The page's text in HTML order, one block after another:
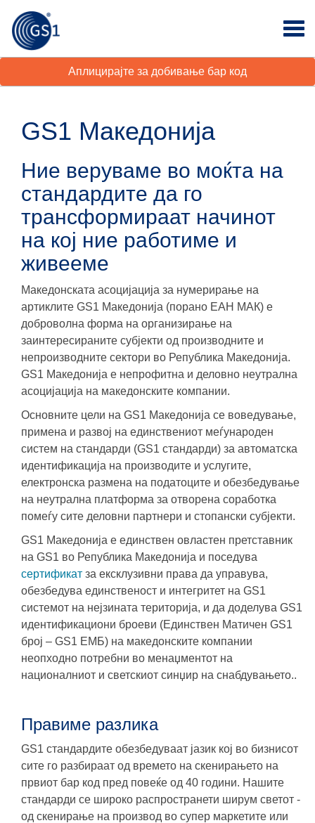
Аплицирајте за добивање бар код
GS1 Македонија
Ние веруваме во моќта на
стандардите да го
трансформираат начинот
на кој ние работиме и
живееме
Македонската асоцијација за нумерирање на
артиклите GS1 Македонија (порано ЕАН МАК) е
доброволна форма на организирање на
заинтересираните субјекти од производните и
непроизводните сектори во Република Македонија.
GS1 Македонија е непрофитна и деловно неутрална
асоцијација на македонските компании.
Основните цели на GS1 Македонија се воведување,
примена и развој на единствениот меѓународен
систем на стандарди (GS1 стандарди) за автоматска
идентификација на производите и услугите,
електронска размена на податоците и обезбедување
на неутрална платформа за отворена соработка
помеѓу сите деловни партнери и стопански субјекти.
GS1 Македонија е единствен овластен претставник
на GS1 во Република Македонија и поседува
сертификат за ексклузивни права да управува,
обезбедува единственост и интегритет на GS1
системот на нејзината територија, и да доделува GS1
идентификациони броеви (Единствен Матичен GS1
број – GS1 ЕМБ) на македонските компании
неопходно потребни во менаџментот на
националниот и светскиот синџир на снабдувањето..
Правиме разлика
GS1 стандардите обезбедуваат јазик кој во бизнисот
сите го разбираат од времето на скенирањето на
првиот бар код пред повеќе од 40 години. Нашите
стандарди се широко распространети ширум светот -
од скенирање на производ во супер маркетите или